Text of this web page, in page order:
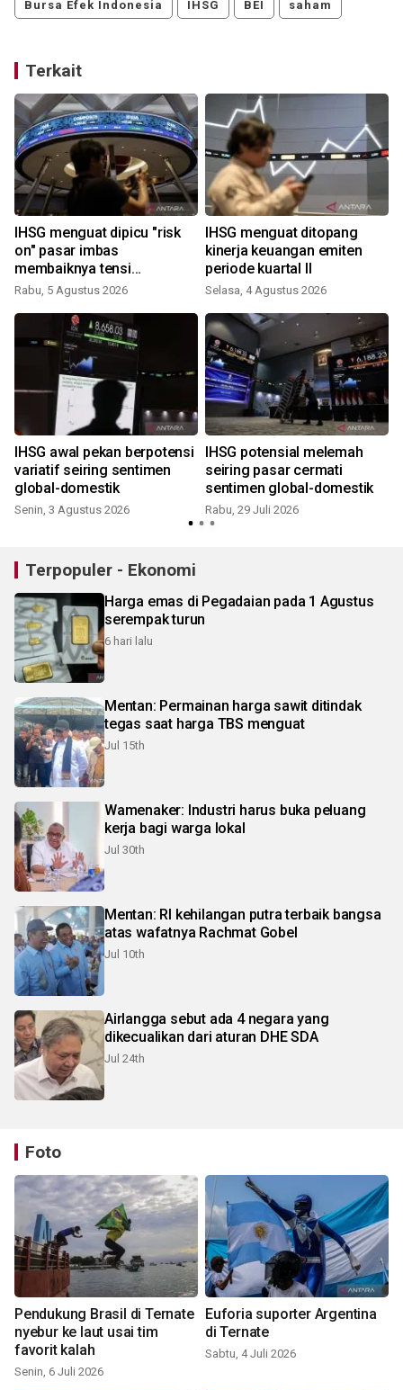
Bursa Efek Indonesia IHSG BEI saham
Terkait
IHSG menguat dipicu "risk
on" pasar imbas
membaiknya tensi
geopolitik
Rabu, 5 Agustus 2026
IHSG menguat ditopang
kinerja keuangan emiten
periode kuartal II
Selasa, 4 Agustus 2026
IHSG awal pekan berpotensi
variatif seiring sentimen
global-domestik
Senin, 3 Agustus 2026
IHSG potensial melemah
seiring pasar cermati
sentimen global-domestik
Rabu, 29 Juli 2026
Terpopuler - Ekonomi
Harga emas di Pegadaian pada 1 Agustus
serempak turun
6 hari lalu
Mentan: Permainan harga sawit ditindak
tegas saat harga TBS menguat
Jul 15th
Wamenaker: Industri harus buka peluang
kerja bagi warga lokal
Jul 30th
Mentan: RI kehilangan putra terbaik bangsa
atas wafatnya Rachmat Gobel
Jul 10th
Airlangga sebut ada 4 negara yang
dikecualikan dari aturan DHE SDA
Jul 24th
Foto
Pendukung Brasil di Ternate
nyebur ke laut usai tim
favorit kalah
Senin, 6 Juli 2026
Euforia suporter Argentina
di Ternate
Sabtu, 4 Juli 2026